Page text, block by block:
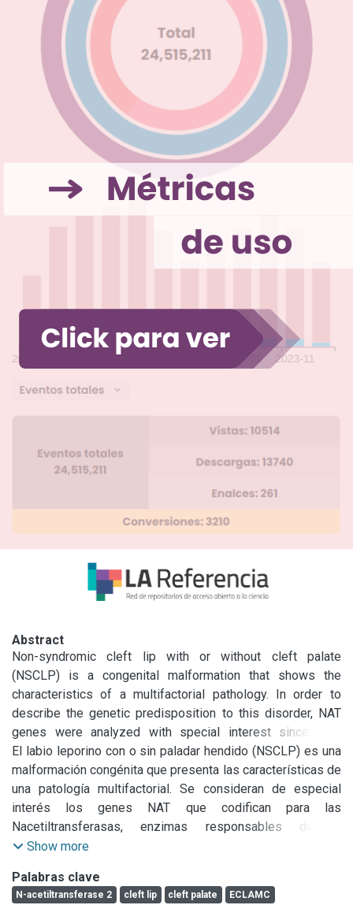
Abstract
Non-syndromic cleft lip with or without cleft palate
(NSCLP) is a congenital malformation that shows the
characteristics of a multifactorial pathology. In order to
describe the genetic predisposition to this disorder, NAT
genes were analyzed with special interest since they
codify for N-acetyltransferases, the enzymes responsible
for the biotransformation of arylamines, hydrazine drugs
and a great number of toxins and carcinogens present in
diet, cigarette smoke and the environment. The allelic
transmission of NAT2 that determines the slow acetylator
phenotype in 174 trios (case-mother/father) from ECLAMC
Malformations) maternities in Argentina was evaluated. The
El labio leporino con o sin paladar hendido (NSCLP) es una
malformación congénita que presenta las características de
una patología multifactorial. Se consideran de especial
interés los genes NAT que codifican para las
Nacetiltransferasas, enzimas responsables de la
biotransformación de arilaminas, fármacos de hidrazina, y
la dieta, el humo de cigarro y el medio ambiente. Lo
Show more
Palabras clave
N-acetiltransferase 2 cleft lip cleft palate
ECLAMC